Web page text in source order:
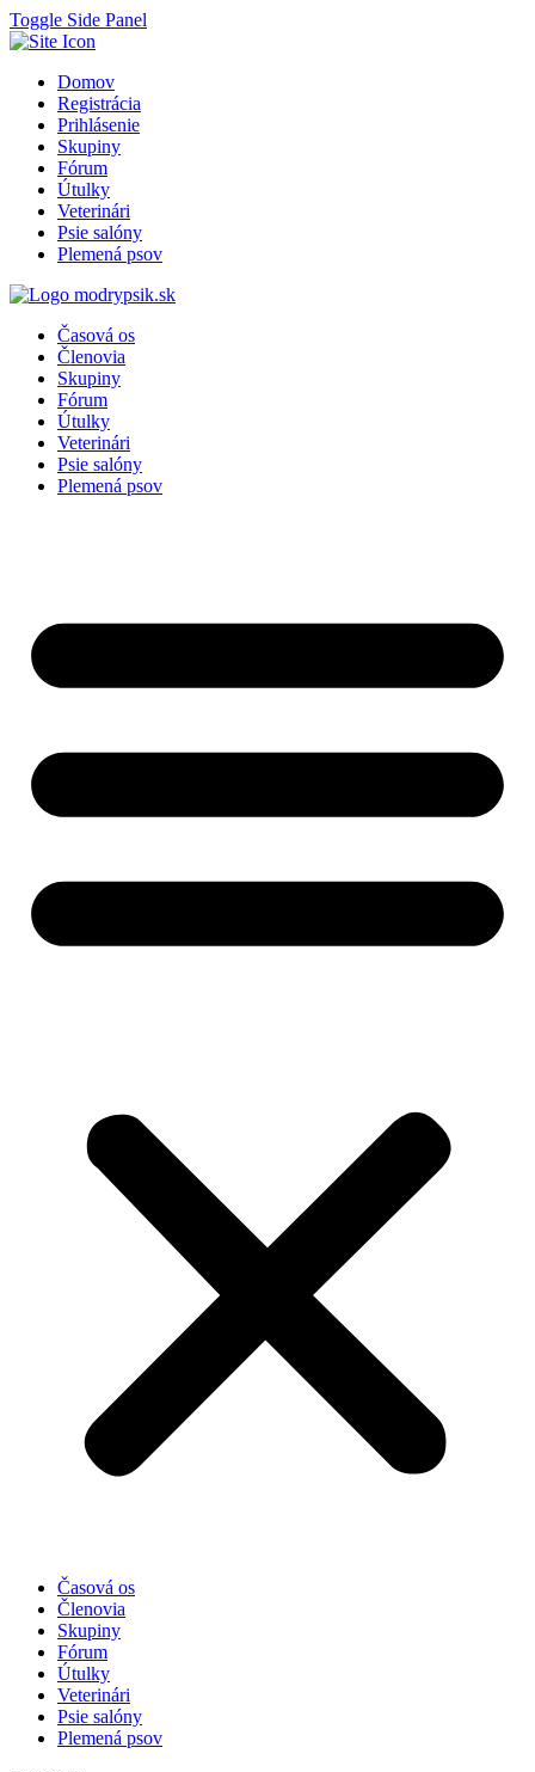
Toggle Side Panel
Domov
Registrácia
Prihlásenie
Skupiny
Fórum
Útulky
Veterinári
Psie salóny
Plemená psov
Časová os
Členovia
Skupiny
Fórum
Útulky
Veterinári
Psie salóny
Plemená psov
Časová os
Členovia
Skupiny
Fórum
Útulky
Veterinári
Psie salóny
Plemená psov